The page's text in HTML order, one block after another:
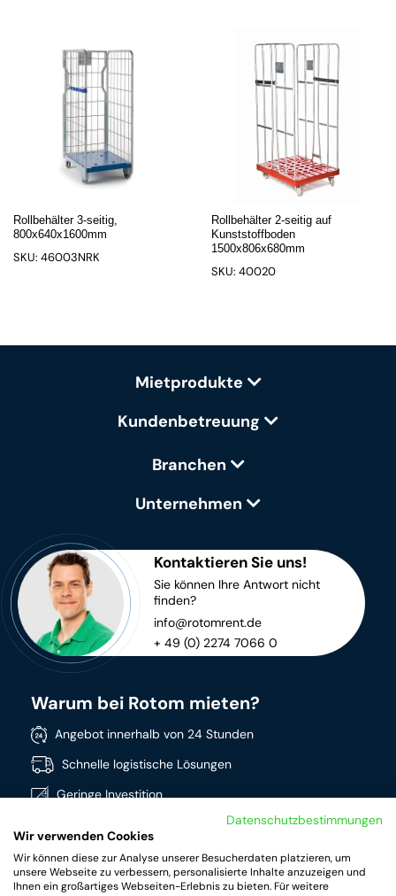
Rollbehälter 3-seitig,
800x640x1600mm
SKU: 46003NRK
Rollbehälter 2-seitig auf
Kunststoffboden
1500x806x680mm
SKU: 40020
Mietprodukte
Kundenbetreuung
Branchen
Unternehmen
Kontaktieren Sie uns!
Sie können Ihre Antwort nicht
finden?
info@rotomrent.de
+ 49 (0) 2274 7066 0
Warum bei Rotom mieten?
Angebot innerhalb von 24 Stunden
Schnelle logistische Lösungen
Geringe Investition
Breites Sortiment
Hochwertige Produkte
Datenschutzbestimmungen
Wir verwenden Cookies
Wir können diese zur Analyse unserer Besucherdaten platzieren, um
unsere Webseite zu verbessern, personalisierte Inhalte anzuzeigen und
Ihnen ein großartiges Webseiten-Erlebnis zu bieten. Für weitere